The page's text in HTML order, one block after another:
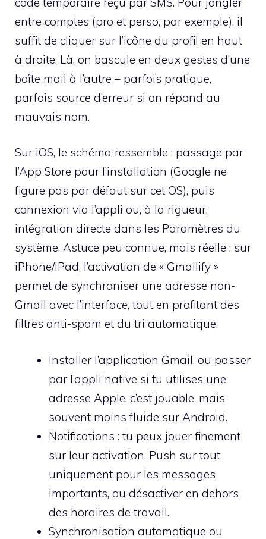
entre comptes (pro et perso, par exemple), il
suffit de cliquer sur l’icône du profil en haut
à droite. Là, on bascule en deux gestes d’une
boîte mail à l’autre – parfois pratique,
parfois source d’erreur si on répond au
mauvais nom.
Sur iOS, le schéma ressemble : passage par
l’App Store pour l’installation (Google ne
figure pas par défaut sur cet OS), puis
connexion via l’appli ou, à la rigueur,
intégration directe dans les Paramètres du
système. Astuce peu connue, mais réelle : sur
iPhone/iPad, l’activation de « Gmailify »
permet de synchroniser une adresse non-
Gmail avec l’interface, tout en profitant des
filtres anti-spam et du tri automatique.
Installer l’application Gmail, ou passer
par l’appli native si tu utilises une
adresse Apple, c’est jouable, mais
souvent moins fluide sur Android.
Notifications : tu peux jouer finement
sur leur activation. Push sur tout,
uniquement pour les messages
importants, ou désactiver en dehors
des horaires de travail.
Synchronisation automatique ou